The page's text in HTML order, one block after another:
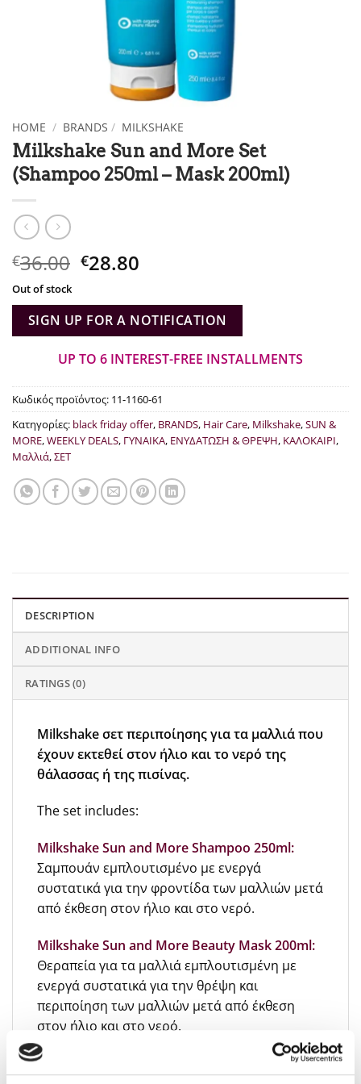
HOME / BRANDS / MILKSHAKE
Milkshake Sun and More Set
(Shampoo 250ml – Mask 200ml)
€36.00 Original
what:
€36.00.
€28.80
τιμή
είναι:
€28.80.
Out of stock
SIGN UP FOR A NOTIFICATION
UP TO 6 INTEREST-FREE INSTALLMENTS
Κωδικός προϊόντος: 11-1160-61
Κατηγορίες: black friday offer, BRANDS, Hair Care, Milkshake,SUN &
MORE,WEEKLY DEALS, ΓΥΝΑΙΚΑ, ΕΝΥΔΑΤΩΣΗ & ΘΡΕΨΗ, ΚΑΛΟΚΑΙΡΙ,
Μαλλιά,ΣΕΤ
DESCRIPTION
ADDITIONAL INFO
RATINGS (0)
Milkshake σετ περιποίησης για τα μαλλιά που
έχουν εκτεθεί στον ήλιο και το νερό της
θάλασσας ή της πισίνας.
The set includes:
Milkshake Sun and More Shampoo 250ml:
Σαμπουάν εμπλουτισμένο με ενεργά
συστατικά για την φροντίδα των μαλλιών μετά
από έκθεση στον ήλιο και στο νερό.
Milkshake Sun and More Beauty Mask 200ml:
Θεραπεία για τα μαλλιά εμπλουτισμένη με
ενεργά συστατικά για την θρέψη και
περιποίηση των μαλλιών μετά από έκθεση
στον ήλιο και στο νερό.